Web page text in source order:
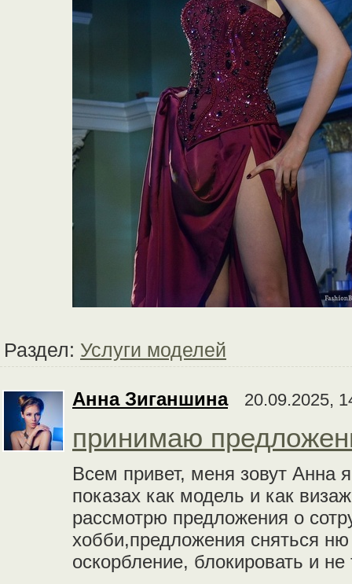
Раздел: Услуги моделей
Анна Зиганшина 20.09.2025,
принимаю
Всем привет, меня зовут Анна
показах как модель и как
рассмотрю предложения о
хобби,предложения сняться
оскорбление, блокировать и